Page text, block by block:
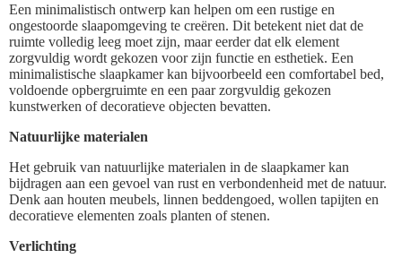
Een minimalistisch ontwerp kan helpen om een rustige en
ongestoorde slaapomgeving te creëren. Dit betekent niet dat de
ruimte volledig leeg moet zijn, maar eerder dat elk element
zorgvuldig wordt gekozen voor zijn functie en esthetiek. Een
minimalistische slaapkamer kan bijvoorbeeld een comfortabel bed,
voldoende opbergruimte en een paar zorgvuldig gekozen
kunstwerken of decoratieve objecten bevatten.
Natuurlijke materialen
Het gebruik van natuurlijke materialen in de slaapkamer kan
bijdragen aan een gevoel van rust en verbondenheid met de natuur.
Denk aan houten meubels, linnen beddengoed, wollen tapijten en
decoratieve elementen zoals planten of stenen.
Verlichting